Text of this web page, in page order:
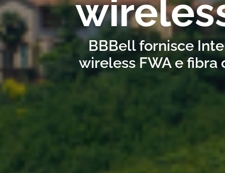
BBBell fornisce
wireless FWA e fibra